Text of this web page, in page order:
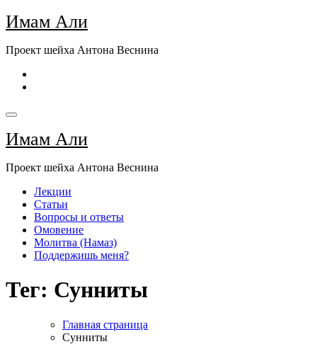
Перейти
к
Имам Али
Проект шейха Антона Веснина
Имам Али
Проект шейха Антона Веснина
Лекции
Статьи
Вопросы и ответы
Омовение
Молитва (Намаз)
Поддержишь меня?
Тег: Сунниты
Главная страница
Сунниты